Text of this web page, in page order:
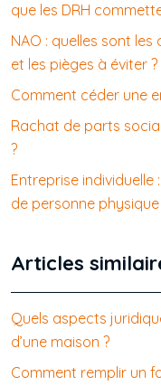
que les DRH
NAO : quelles sont
et les pièges à éviter ?
Comment céder une
Rachat de parts
?
Entreprise
de personne
Articles
Quels aspects
d’une maison ?
Comment remplir un